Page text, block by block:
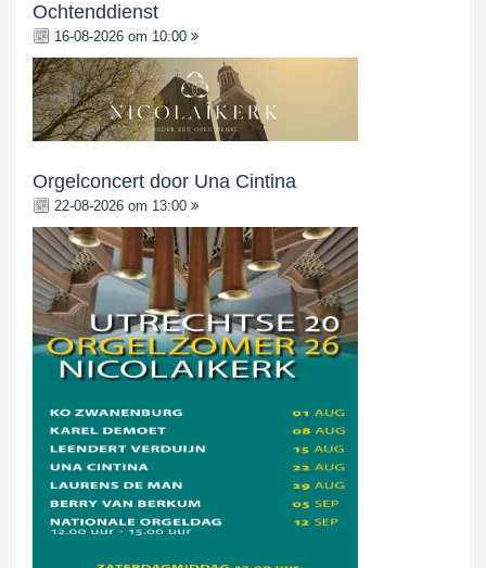
Ochtenddienst
16-08-2026 om 10:00
Orgelconcert door Una Cintina
22-08-2026 om 13:00